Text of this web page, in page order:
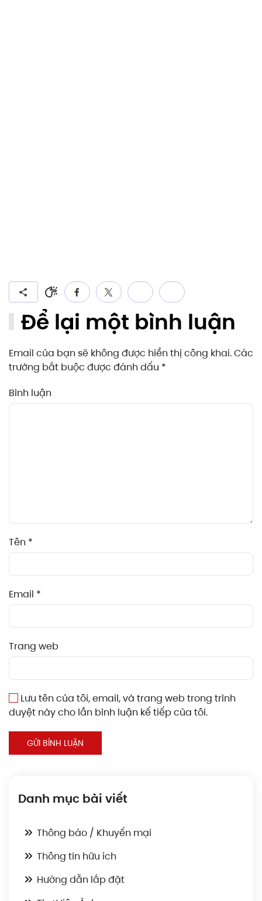
Để lại một bình luận
Email của bạn sẽ không được hiển thị công khai. Các
trường bắt buộc được đánh dấu *
Bình luận
Tên *
Email *
Trang web
Lưu tên của tôi, email, và trang web trong trình
duyệt này cho lần bình luận kế tiếp của tôi.
GỬI BÌNH LUẬN
Danh mục bài viết
Thông báo / Khuyến mại
Thông tin hữu ích
Hướng dẫn lắp đặt